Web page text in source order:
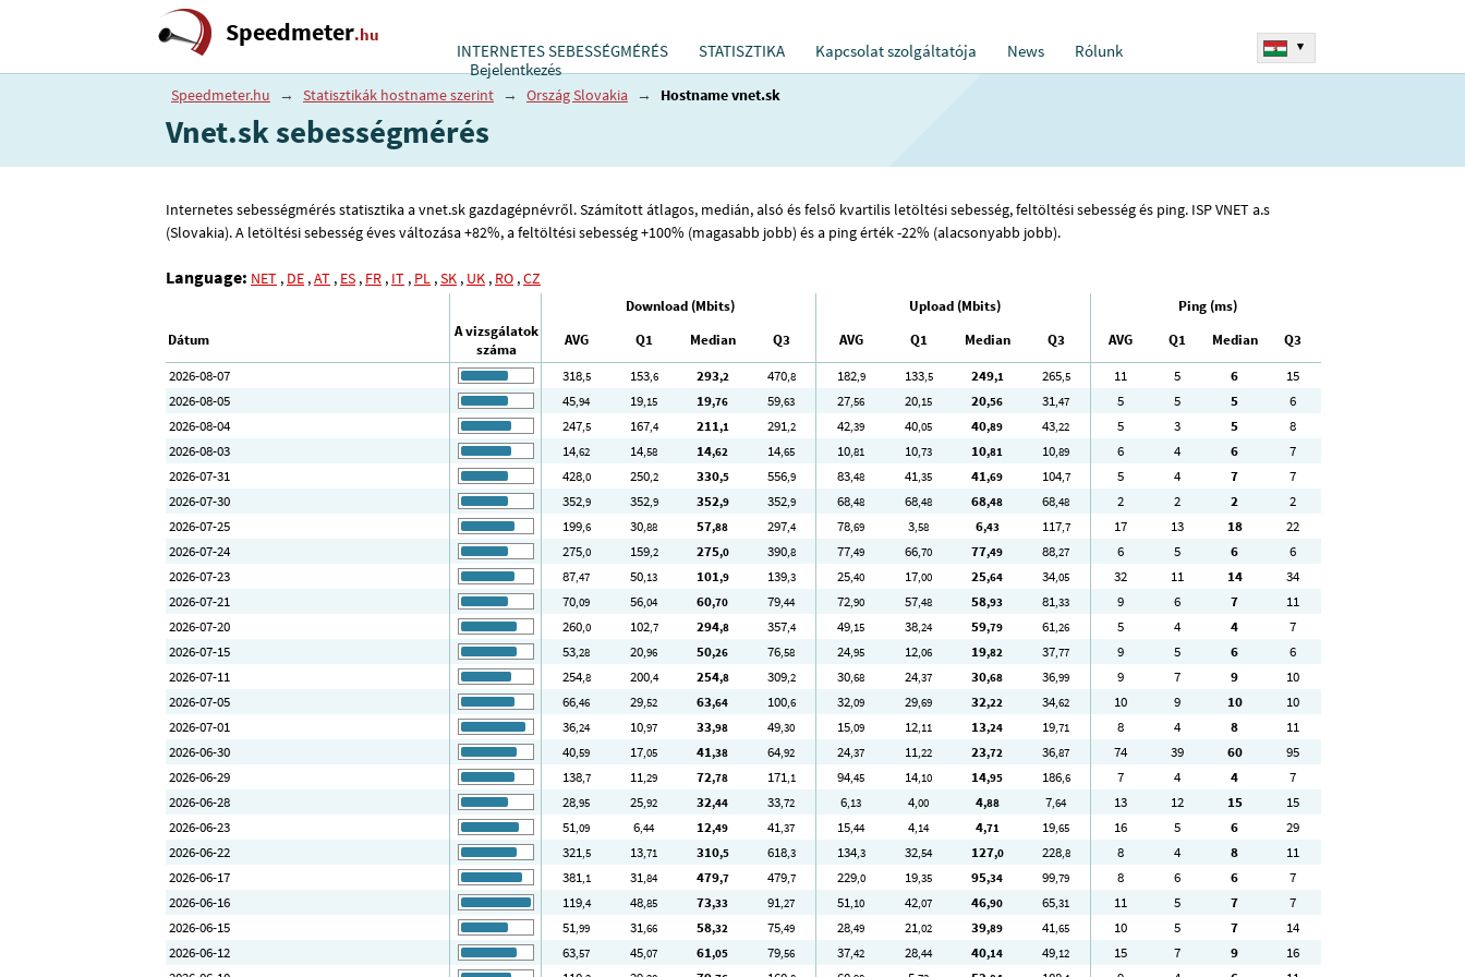
Speedmeter.hu
INTERNETES SEBESSÉGMÉRÉS STATISZTIKA Kapcsolat szolgáltatója News
Rólunk
Bejelentkezés
▾
Speedmeter.hu → Statisztikák hostname szerint → Ország Slovakia → Hostname vnet.sk
Vnet.sk sebességmérés
Internetes sebességmérés statisztika a vnet.sk gazdagépnévről. Számított átlagos, medián, alsó és felső kvartilis letöltési sebesség, feltöltési sebesség és ping. ISP VNET a.s
(Slovakia). A letöltési sebesség éves változása +82%, a feltöltési sebesség +100% (magasabb jobb) és a ping érték -22% (alacsonyabb jobb).
Language: NET , DE ,AT , ES , FR , IT , PL ,SK , UK , RO ,CZ
Download (Mbits) Upload (Mbits)
Ping (ms)
Dátum
A vizsgálatok
száma
AVG Q1 Median Q3 AVG Q1 Median Q3 AVG Q1 Median
Q3
2026-08-07
318,5 153,6 293,2 470,8 182,9 133,5 249,1 265,5 11 5 6
15
2026-08-05
45,94 19,15 19,76 59,63 27,56 20,15 20,56 31,47 5 5 5
6
2026-08-04
247,5 167,4 211,1 291,2 42,39 40,05 40,89 43,22 5 3 5
8
2026-08-03
14,62 14,58 14,62 14,65 10,81 10,73 10,81 10,89 6 4 6
7
2026-07-31
428,0 250,2 330,5 556,9 83,48 41,35 41,69 104,7 5 4 7
7
2026-07-30
352,9 352,9 352,9 352,9 68,48 68,48 68,48 68,48 2 2 2
2
2026-07-25
199,6 30,88 57,88 297,4 78,69 3,58 6,43 117,7 17 13 18
22
2026-07-24
275,0 159,2 275,0 390,8 77,49 66,70 77,49 88,27 6 5 6
6
2026-07-23
87,47 50,13 101,9 139,3 25,40 17,00 25,64 34,05 32 11 14
34
2026-07-21
70,09 56,04 60,70 79,44 72,90 57,48 58,93 81,33 9 6 7
11
2026-07-20
260,0 102,7 294,8 357,4 49,15 38,24 59,79 61,26 5 4 4
7
2026-07-15
53,28 20,96 50,26 76,58 24,95 12,06 19,82 37,77 9 5 6
6
2026-07-11
254,8 200,4 254,8 309,2 30,68 24,37 30,68 36,99 9 7 9
10
2026-07-05
66,46 29,52 63,64 100,6 32,09 29,69 32,22 34,62 10 9 10
10
2026-07-01
36,24 10,97 33,98 49,30 15,09 12,11 13,24 19,71 8 4 8
11
2026-06-30
40,59 17,05 41,38 64,92 24,37 11,22 23,72 36,87 74 39 60
95
2026-06-29
138,7 11,29 72,78 171,1 94,45 14,10 14,95 186,6 7 4 4
7
2026-06-28
28,95 25,92 32,44 33,72 6,13 4,00 4,88 7,64 13 12 15
15
2026-06-23
51,09 6,44 12,49 41,37 15,44 4,14 4,71 19,65 16 5 6
29
2026-06-22
321,5 13,71 310,5 618,3 134,3 32,54 127,0 228,8 8 4 8
11
2026-06-17
381,1 31,84 479,7 479,7 229,0 19,35 95,34 99,79 8 6 6
7
2026-06-16
119,4 48,85 73,33 91,27 51,10 42,07 46,90 65,31 11 5 7
7
2026-06-15
51,99 31,66 58,32 75,49 28,49 21,02 39,89 41,65 10 5 7
14
2026-06-12
63,57 45,07 61,05 79,56 37,42 28,44 40,14 49,12 15 7 9
16